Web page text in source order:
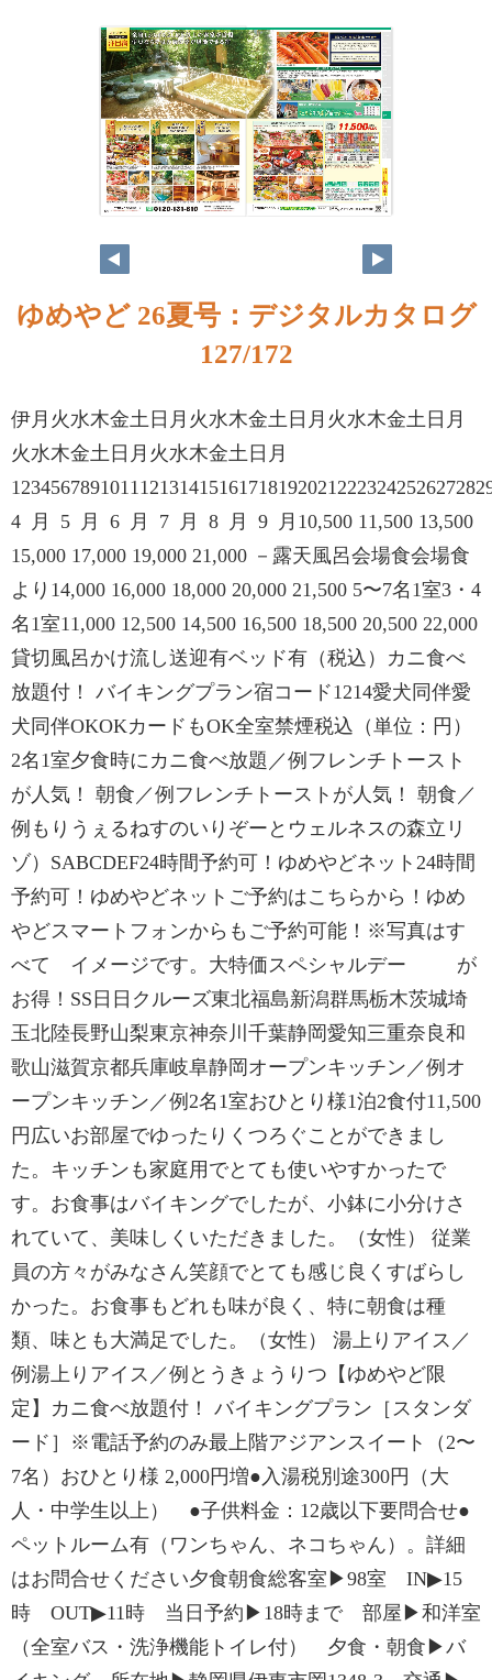
ゆめやど 26夏号：デジタルカタログ
127/172
伊月火水木金土日月火水木金土日月火水木金土日月
火水木金土日月火水木金土日月
4 月 5 月 6 月 7 月 8 月 9 月10,500 11,500 13,500
15,000 17,000 19,000 21,000 －露天風呂会場食会場食
より14,000 16,000 18,000 20,000 21,500 5〜7名1室3・4
名1室11,000 12,500 14,500 16,500 18,500 20,500 22,000
貸切風呂かけ流し送迎有ベッド有（税込）カニ食べ
放題付！ バイキングプラン宿コード1214愛犬同伴愛
犬同伴OKOKカードもOK全室禁煙税込（単位：円）
2名1室夕食時にカニ食べ放題／例フレンチトースト
が人気！ 朝食／例フレンチトーストが人気！ 朝食／
例もりうぇるねすのいりぞーとウェルネスの森立リ
ゾ）SABCDEF24時間予約可！ゆめやどネット24時間
予約可！ゆめやどネットご予約はこちらから！ゆめ
やどスマートフォンからもご予約可能！※写真はす
べて イメージです。大特価スペシャルデー が
お得！SS日日クルーズ東北福島新潟群馬栃木茨城埼
玉北陸長野山梨東京神奈川千葉静岡愛知三重奈良和
歌山滋賀京都兵庫岐阜静岡オープンキッチン／例オ
ープンキッチン／例2名1室おひとり様1泊2食付11,500
円広いお部屋でゆったりくつろぐことができまし
た。キッチンも家庭用でとても使いやすかったで
す。お食事はバイキングでしたが、小鉢に小分けさ
れていて、美味しくいただきました。（女性） 従業
員の方々がみなさん笑顔でとても感じ良くすばらし
かった。お食事もどれも味が良く、特に朝食は種
類、味とも大満足でした。（女性） 湯上りアイス／
例湯上りアイス／例とうきょうりつ【ゆめやど限
定】カニ食べ放題付！ バイキングプラン［スタンダ
ード］※電話予約のみ最上階アジアンスイート（2〜
7名）おひとり様 2,000円増●入湯税別途300円（大
人・中学生以上） ●子供料金：12歳以下要問合せ●
ペットルーム有（ワンちゃん、ネコちゃん）。詳細
はお問合せください夕食朝食総客室▶98室 IN▶15
時 OUT▶11時 当日予約▶18時まで 部屋▶和洋室
（全室バス・洗浄機能トイレ付） 夕食・朝食▶バ